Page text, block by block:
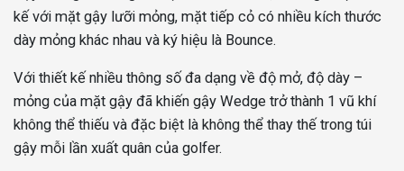
kế với mặt gậy lưỡi mỏng, mặt tiếp cỏ có nhiều kích thước
dày mỏng khác nhau và ký hiệu là Bounce.
Với thiết kế nhiều thông số đa dạng về độ mở, độ dày –
mỏng của mặt gậy đã khiến gậy Wedge trở thành 1 vũ khí
không thể thiếu và đặc biệt là không thể thay thế trong túi
gậy mỗi lần xuất quân của golfer.